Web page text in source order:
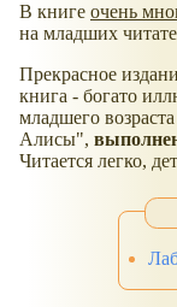
В книге очень
на младших
Прекрасное
книга - богато
младшего
Алисы",
Читается легко,